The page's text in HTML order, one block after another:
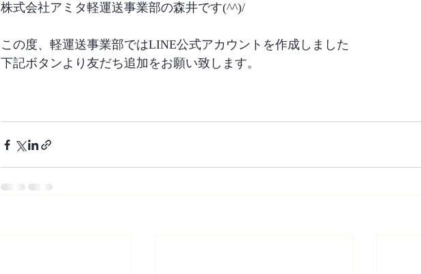
株式会社アミタ軽運送事業部の森井です(^^)/
この度、軽運送事業部ではLINE公式アカウントを作成しました
下記ボタンより友だち追加をお願い致します。